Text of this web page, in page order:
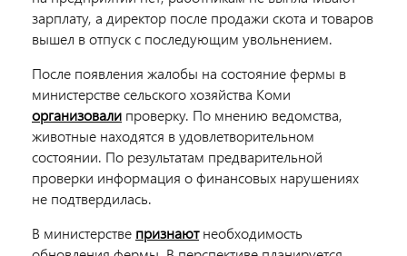
зарплату, а директор после продажи скота и товаров
вышел в отпуск с последующим увольнением.
После появления жалобы на состояние фермы в
министерстве сельского хозяйства Коми
организовали проверку. По мнению ведомства,
животные находятся в удовлетворительном
состоянии. По результатам предварительной
проверки информация о финансовых нарушениях
не подтвердилась.
В министерстве признаютнеобходимость